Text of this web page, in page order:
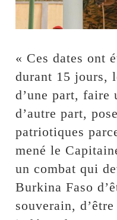
« Ces dates ont
durant 15 jours,
d’une part, faire
d’autre part,
patriotiques
mené le
un combat qui
Burkina Faso
souverain,